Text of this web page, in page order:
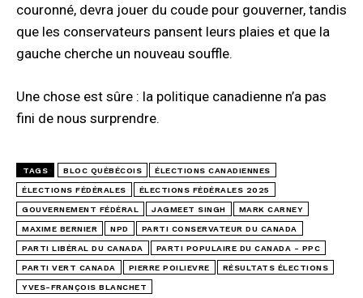
couronné, devra jouer du coude pour gouverner, tandis
que les conservateurs pansent leurs plaies et que la
gauche cherche un nouveau souffle.
Une chose est sûre : la politique canadienne n’a pas
fini de nous surprendre.
TAGS BLOC QUÉBÉCOIS ÉLECTIONS CANADIENNES
ÉLECTIONS FÉDÉRALES ÉLECTIONS FÉDÉRALES 2025
GOUVERNEMENT FÉDÉRAL JAGMEET SINGH MARK CARNEY
MAXIME BERNIER NPD PARTI CONSERVATEUR DU CANADA
PARTI LIBÉRAL DU CANADA PARTI POPULAIRE DU CANADA - PPC
PARTI VERT CANADA PIERRE POILIEVRE RÉSULTATS ÉLECTIONS
YVES-FRANÇOIS BLANCHET